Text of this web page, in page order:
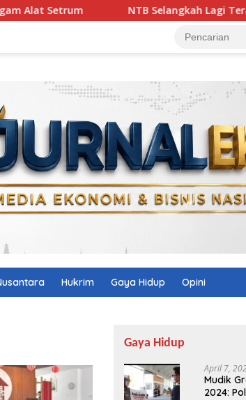
NTB Selangkah Lagi Terapkan
Hukrim Gaya Hidup Opini
Gaya Hidup
April 7,
Mudik
2024: